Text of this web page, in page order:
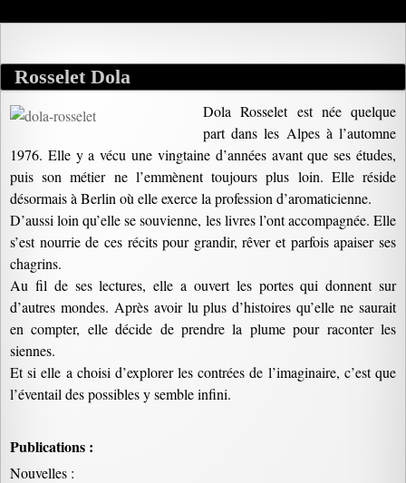
Rosselet Dola
Dola Rosselet est née quelque
part dans les Alpes à l’automne
1976. Elle y a vécu une vingtaine d’années avant que ses études,
puis son métier ne l’emmènent toujours plus loin. Elle réside
désormais à Berlin où elle exerce la profession d’aromaticienne.
D’aussi loin qu’elle se souvienne, les livres l’ont accompagnée. Elle
s’est nourrie de ces récits pour grandir, rêver et parfois apaiser ses
chagrins.
Au fil de ses lectures, elle a ouvert les portes qui donnent sur
d’autres mondes. Après avoir lu plus d’histoires qu’elle ne saurait
en compter, elle décide de prendre la plume pour raconter les
siennes.
Et si elle a choisi d’explorer les contrées de l’imaginaire, c’est que
l’éventail des possibles y semble infini.
Publications :
Nouvelles :